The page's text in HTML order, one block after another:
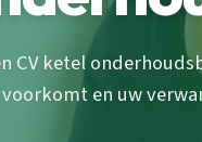
CV ketel
en uw